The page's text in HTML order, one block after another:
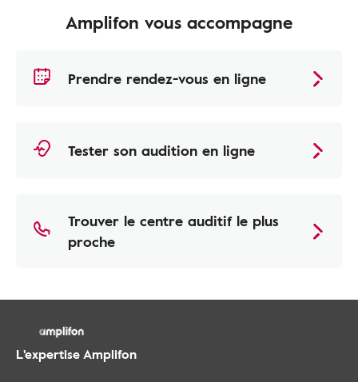
Amplifon vous accompagne
Prendre rendez-vous en ligne
Tester son audition en ligne
Trouver le centre auditif le plus
proche
L'expertise Amplifon